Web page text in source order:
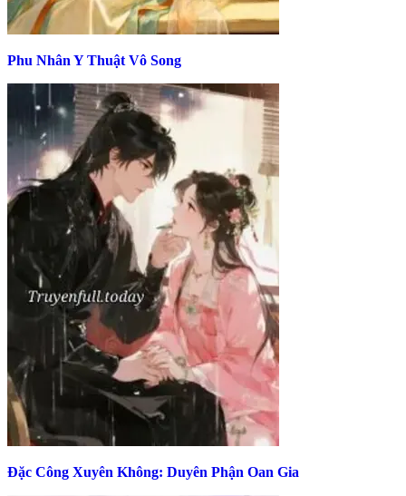
Phu Nhân Y Thuật Vô Song
Đặc Công Xuyên Không: Duyên Phận Oan Gia